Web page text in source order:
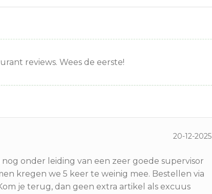
reviews. Wees de eerste!
20-12-2025
onder leiding van een zeer goede supervisor
kregen we 5 keer te weinig mee. Bestellen via
je terug, dan geen extra artikel als excuus